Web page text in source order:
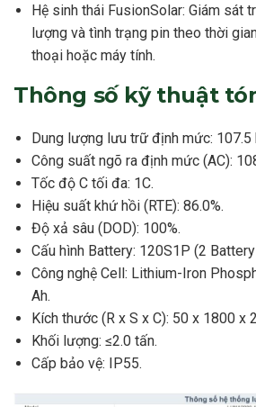
Hệ sinh thái FusionSolar: Giám sát
lượng và tình trạng pin theo thời
thoại hoặc máy tính.
Thông số kỹ thuật
Dung lượng lưu trữ định mức: 107.5
Công suất ngõ ra định mức (AC):
Tốc độ C tối đa: 1C.
Hiệu suất khứ hồi (RTE): 86.0%.
Độ xả sâu (DOD): 100%.
Cấu hình Battery: 120S1P (2
Công nghệ Cell: Lithium-Iron
Ah.
Kích thước (R x S x C): 50 x 1800 x
Khối lượng: ≤2.0 tấn.
Cấp bảo vệ: IP55.